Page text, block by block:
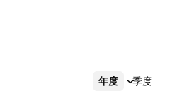
年度 季度
更多